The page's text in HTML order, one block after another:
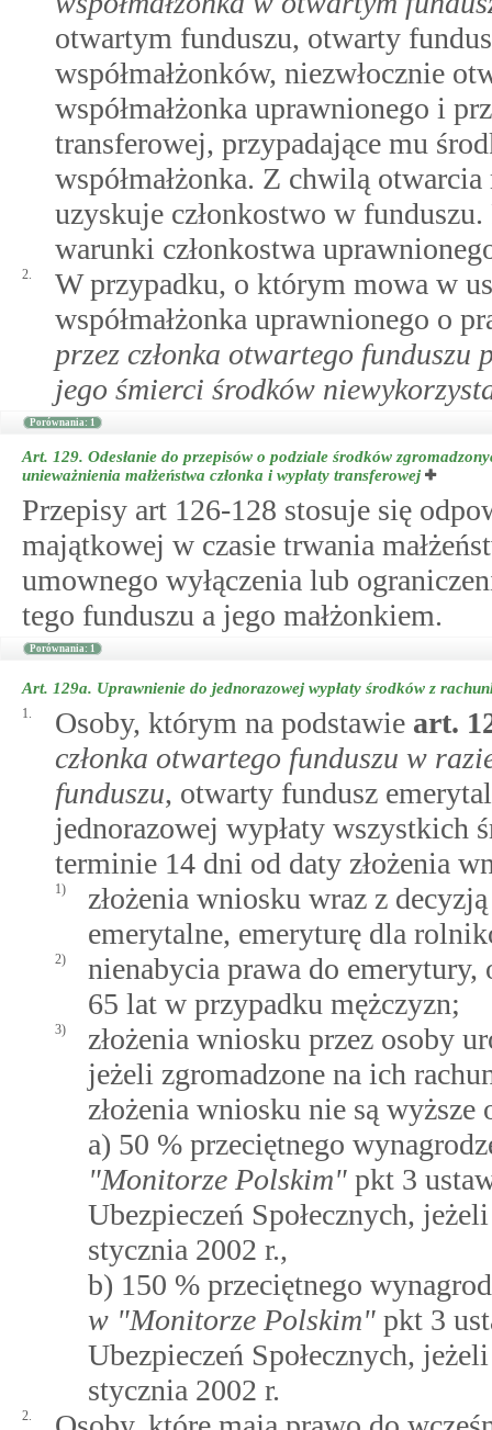
otwartym funduszu, otwarty
współmałżonków, niezwłocznie
współmałżonka uprawnionego i
transferowej, przypadające mu
współmałżonka. Z chwilą
uzyskuje członkostwo w
warunki członkostwa
2.
W przypadku, o którym mowa w
współmałżonka uprawnionego o
przez członka otwartego
jego śmierci środków
Porównania: 1
Art. 129. Odesłanie do przepisów o podziale środków
unieważnienia małżeństwa członka i wypłaty transferowej
Przepisy art 126-128 stosuje się
majątkowej w czasie trwania
umownego wyłączenia lub
tego funduszu a jego małżonkiem.
Porównania: 1
Art. 129a. Uprawnienie do jednorazowej wypłaty środków z
1. Osoby, którym na podstawie art.
członka otwartego funduszu w
funduszu, otwarty fundusz
jednorazowej wypłaty wszystkich
terminie 14 dni od daty złożenia
1)
złożenia wniosku wraz z
emerytalne, emeryturę dla
2)
nienabycia prawa do
65 lat w przypadku mężczyzn;
3)
złożenia wniosku przez osoby
jeżeli zgromadzone na ich
złożenia wniosku nie są
a) 50 % przeciętnego
"Monitorze Polskim" pkt 3
Ubezpieczeń Społecznych,
stycznia 2002 r.,
b) 150 % przeciętnego
w "Monitorze Polskim" pkt 3
Ubezpieczeń Społecznych,
stycznia 2002 r.
2.